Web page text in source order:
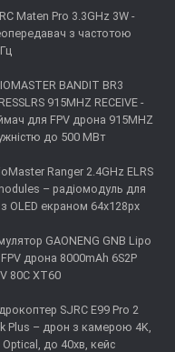
Maten Pro 3.3GHz 3W -
з частотою
BANDIT BR3
915MHZ RECEIVE -
для FPV дрона 915MHZ
до 500 МВт
Ranger 2.4GHz ELRS
– радіомодуль для
з OLED екраном 64x128px
GAONENG GNB Lipo
дрона 8000mAh 6S2P
80C XT60
SJRC E99 Pro 2
Plus – дрон з камерою 4K,
Optical, до 40хв, кейс